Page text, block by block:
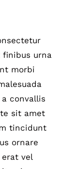
finibus urna
morbi
convallis
sit amet
tincidunt
ornare
vel